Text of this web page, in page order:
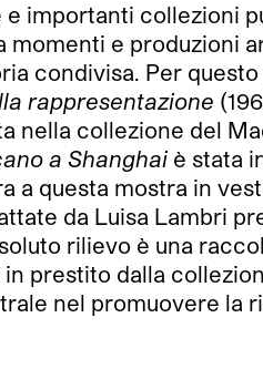
e importanti
e produzioni
condivisa. Per
rappresentazione
nella collezione del
a Shanghai è stata
a questa mostra in
da Luisa Lambri
rilievo è una
prestito dalla
nel promuovere la